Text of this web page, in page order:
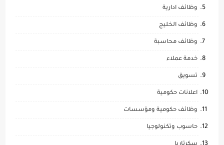
وظائف ادارية
وظائف الخليج
وظائف محاسبة
خدمة عملاء
تسويق
اعلانات حكومية
وظائف حكومية ومؤسسات
حاسوب وتكنولوجيا